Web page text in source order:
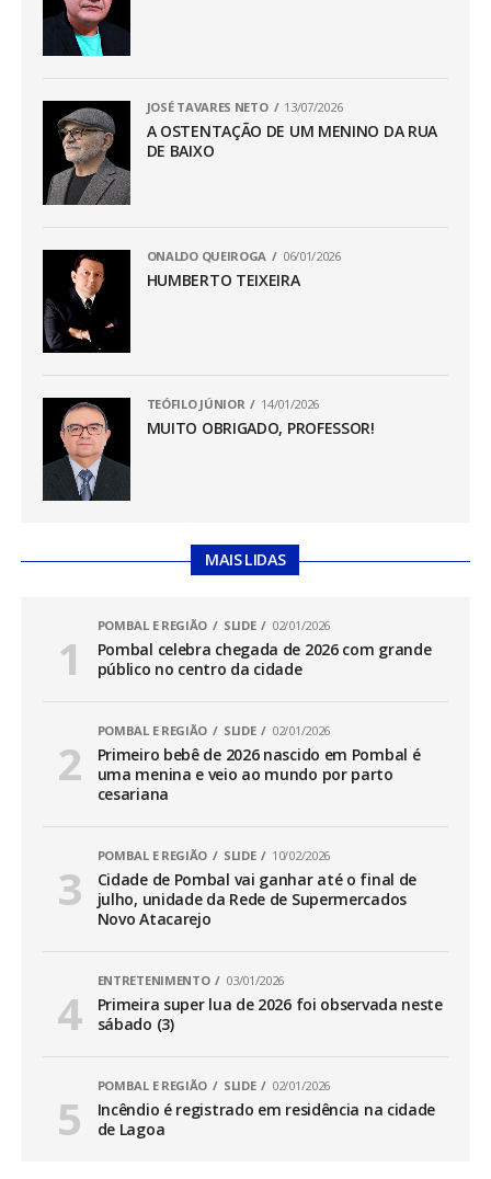
JOSÉ TAVARES NETO 13/07/2026
A OSTENTAÇÃO DE UM MENINO DA RUA
DE BAIXO
ONALDO QUEIROGA 06/01/2026
HUMBERTO TEIXEIRA
TEÓFILO JÚNIOR 14/01/2026
MUITO OBRIGADO, PROFESSOR!
MAIS LIDAS
POMBAL E REGIÃO SLIDE 02/01/2026
Pombal celebra chegada de 2026 com grande
público no centro da cidade
POMBAL E REGIÃO SLIDE 02/01/2026
Primeiro bebê de 2026 nascido em Pombal é
uma menina e veio ao mundo por parto
cesariana
POMBAL E REGIÃO SLIDE 10/02/2026
Cidade de Pombal vai ganhar até o final de
julho, unidade da Rede de Supermercados
Novo Atacarejo
ENTRETENIMENTO 03/01/2026
Primeira super lua de 2026 foi observada neste
sábado (3)
POMBAL E REGIÃO SLIDE 02/01/2026
Incêndio é registrado em residência na cidade
de Lagoa